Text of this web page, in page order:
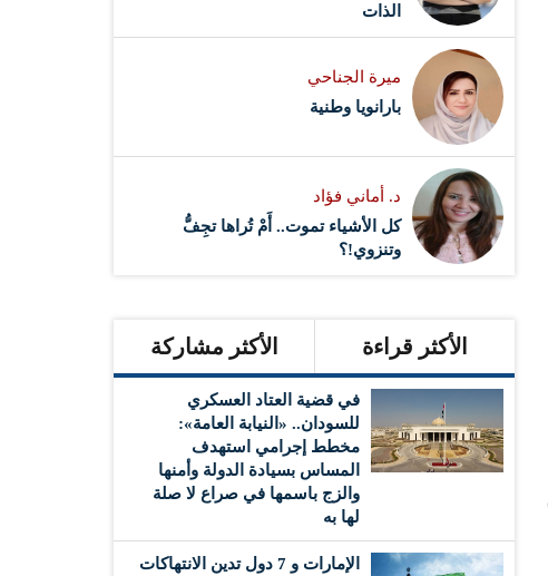
الذات
ميرة الجناحي
بارانويا وطنية
د. أماني فؤاد
كل الأشياء تموت.. أَمْ تُراها تجِفُّ
وتنزوي!؟
الأكثر قراءة الأكثر مشاركة
في قضية العتاد العسكري
للسودان.. «النيابة العامة»:
مخطط إجرامي استهدف
المساس بسيادة الدولة وأمنها
والزج باسمها في صراع لا صلة
لها به
الإمارات و 7 دول تدين الانتهاكات